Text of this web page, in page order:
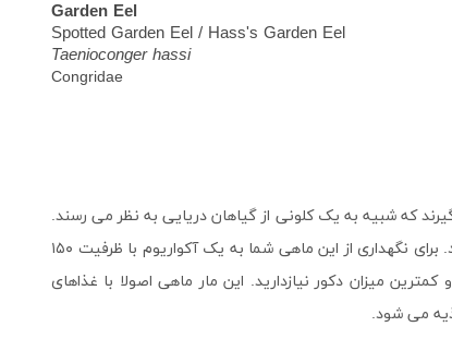
Garden Eel
Spotted Garden Eel / Hass's Garden Eel
Taenioconger hassi
Congridae
که شبیه به یک کلونی از گیاهان دریایی به نظر می رسند.
بخش بیشتر بدن این مار ماهی اصولا در زیر ماسه ها قرار می گیرد. برای نگهداری از این ماهی شما به یک آکواریوم با ظرفیت ۱۵۰
ای نرم به ضخامت حداقل ۱۵ سانتی متر و کمترین میزان دکور نیازدارید. این مار ماهی اصولا با غذاهای
می شود.